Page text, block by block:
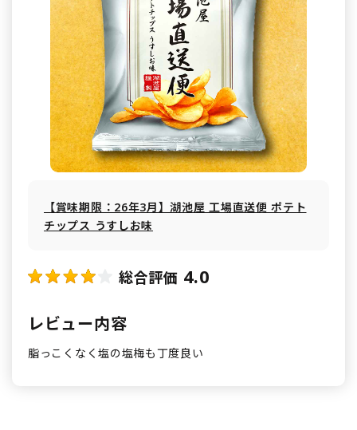
【賞味期限：26年3月】湖池屋 工場直送便 ポテト
チップス うすしお味
総合評価 4.0
レビュー内容
脂っこくなく塩の塩梅も丁度良い